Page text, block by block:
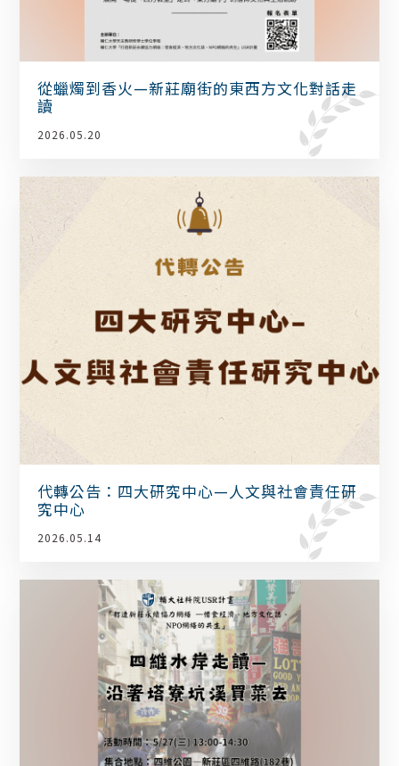
從蠟燭到香火—新莊廟街的東西方文化對話走
讀
2026.05.20
代轉公告：四大研究中心—人文與社會責任研
究中心
2026.05.14